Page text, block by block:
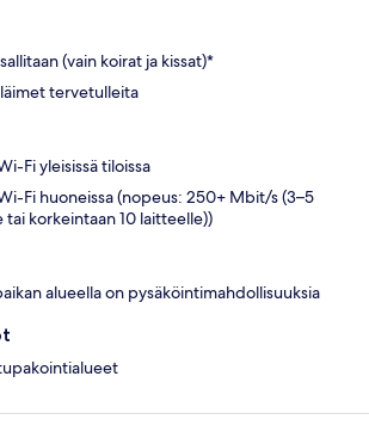
(vain koirat ja kissat)*
tervetulleita
Fi yleisissä tiloissa
Fi huoneissa (nopeus: 250+ Mbit/s (3–5
tai korkeintaan 10 laitteelle))
alueella on pysäköintimahdollisuuksia